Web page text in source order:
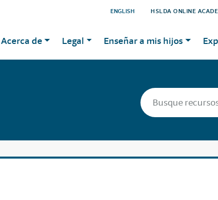
HSLDA ONLINE
ENGLISH
Acerca de Legal Enseñar a mis hijos